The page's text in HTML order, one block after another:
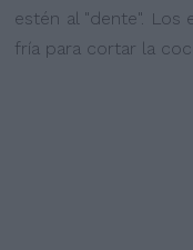
estén al "dente". Los
fría para cortar la